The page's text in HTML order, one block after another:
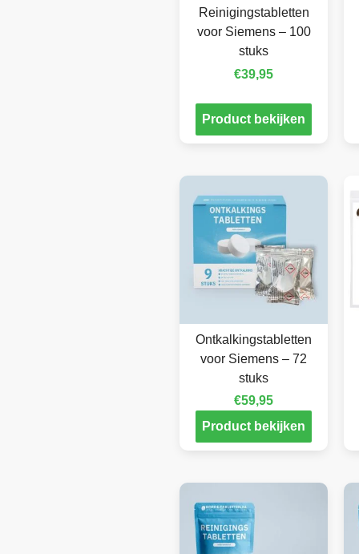
Reinigingstabletten
voor Siemens – 100
stuks
€39,95
Product bekijken
Ontkalkingstabletten
voor Siemens – 72
stuks
€59,95
Product bekijken